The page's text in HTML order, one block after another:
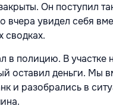
Он поступил
вчера увидел себя
сводках.
в полицию. В участке
оставил деньги. Мы
и разобрались в